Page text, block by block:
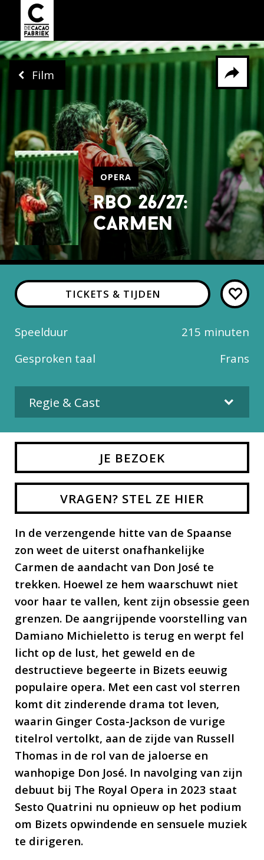
OPERA
rbo 26/27:
carmen
Delen via
Facebook Whatsapp
Film
In de verzengende hitte van de Spaanse
zon weet de uiterst onafhankelijke
Carmen de aandacht van Don José te
trekken. Hoewel ze hem waarschuwt niet
voor haar te vallen, kent zijn obsessie geen
grenzen. De aangrijpende voorstelling van
Damiano Michieletto is terug en werpt fel
licht op de lust, het geweld en de
destructieve begeerte in Bizets eeuwig
populaire opera. Met een cast vol sterren
komt dit zinderende drama tot leven,
waarin Ginger Costa-Jackson de vurige
titelrol vertolkt, aan de zijde van Russell
Thomas in de rol van de jaloerse en
wanhopige Don José. In navolging van zijn
debuut bij The Royal Opera in 2023 staat
Sesto Quatrini nu opnieuw op het podium
om Bizets opwindende en sensuele muziek
te dirigeren.
TICKETS & TIJDEN
Speelduur
215 minuten
Gesproken taal
Frans
Regie & Cast
Regie
Sesto Quatrini, Damiano Michieletto
Ginger Costa-Jackson, Russell Thomas,
Adriana González, Alexander
Vinogradov, Barnaby Rea
JE BEZOEK
VRAGEN? STEL ZE HIER